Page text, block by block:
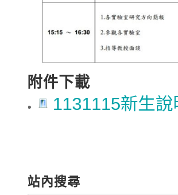
附件下載
1131115新生說
站內搜尋